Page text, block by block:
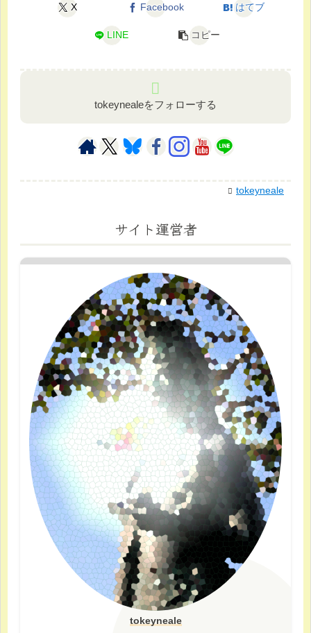
X Facebook はてブ
LINE コピー
tokeynealeをフォローする
tokeyneale
サイト運営者
tokeyneale